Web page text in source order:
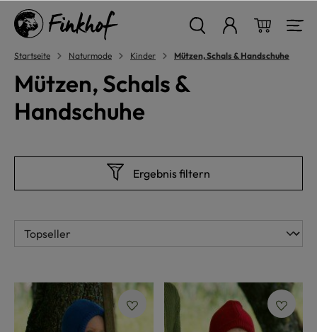
springen
Startseite Naturmode Kinder Mützen, Schals & Handschuhe
Mützen, Schals &
Handschuhe
Ergebnis filtern